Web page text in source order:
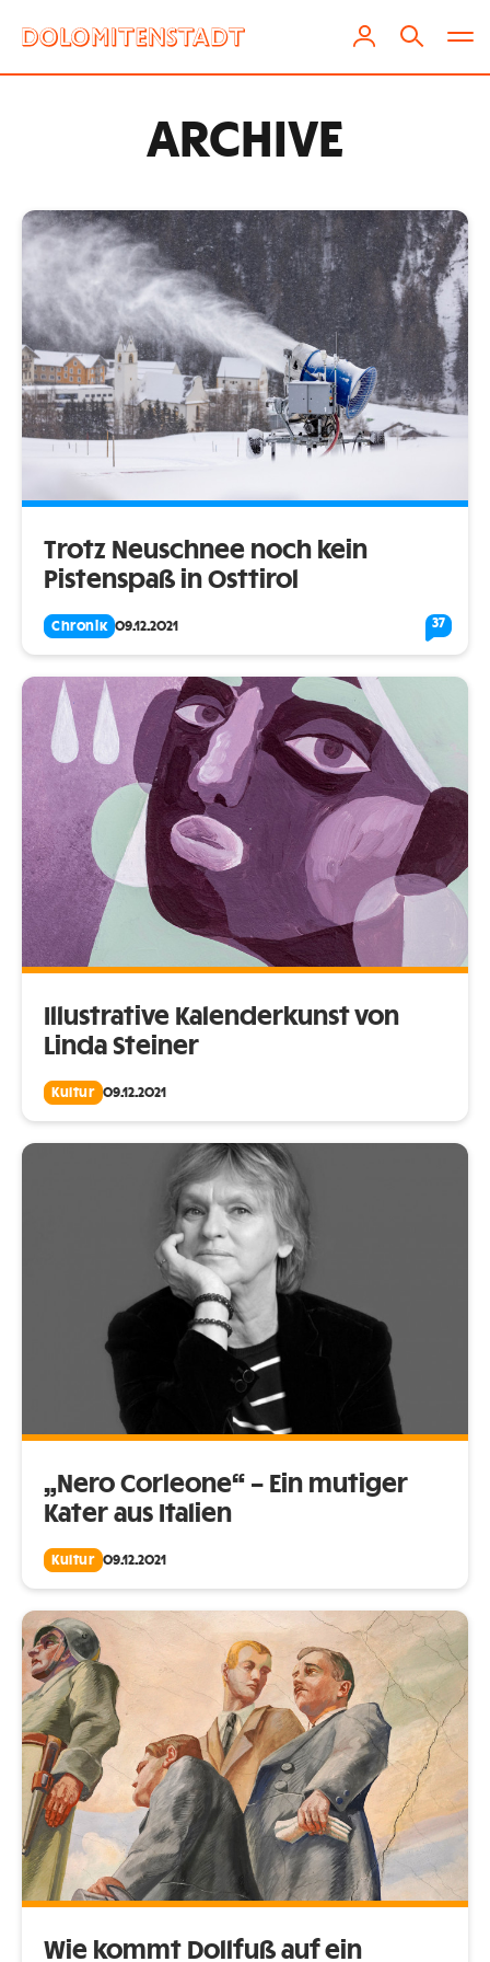
ARCHIVE
Trotz Neuschnee noch kein
Pistenspaß in Osttirol
Chronik 09.12.2021 37
Illustrative Kalenderkunst von
Linda Steiner
Kultur 09.12.2021
„Nero Corleone“ – Ein mutiger
Kater aus Italien
Kultur 09.12.2021
Wie kommt Dollfuß auf ein